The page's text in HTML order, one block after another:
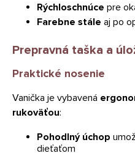
Rýchloschnúce pre
Farebne stále aj po
Prepravná taška a
Praktické nosenie
Vanička je vybavená
rukoväťou:
Pohodlný úchop
dieťaťom